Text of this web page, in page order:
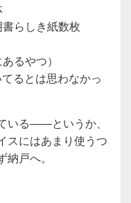
らしき紙数枚
るやつ）
るとは思わなかっ
いる――というか、
スにはあまり使うつ
戸へ。